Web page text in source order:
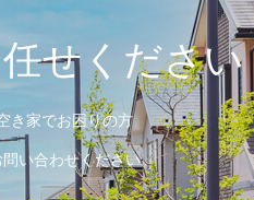
せください
き家でお困りの方
い合わせください。